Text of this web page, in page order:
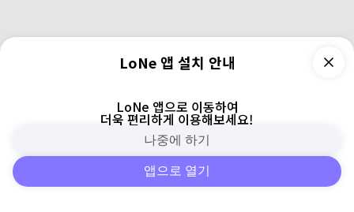
피드 주변 검색 로그인
LoNe 앱 설치 안내
LoNe 앱으로 이동하여
더욱 편리하게 이용해보세요!
나중에 하기
앱으로 열기